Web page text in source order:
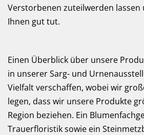
Verstorbenen zuteilwerden lassen
Ihnen gut tut.
Einen Überblick über unsere
in unserer Sarg- und
Vielfalt verschaffen, wobei wir
legen, dass wir unsere Produkte
Region beziehen. Ein
Trauerfloristik sowie ein